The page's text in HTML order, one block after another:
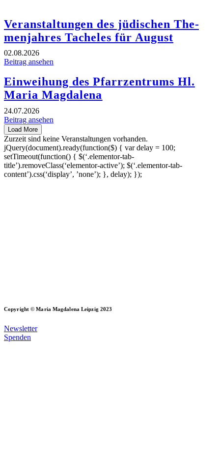
Ver­an­stal­tun­gen des jüdi­schen The­
men­jah­res Tache­les für August
02.08.2026
Bei­trag ansehen
Ein­wei­hung des Pfarr­zen­trums Hl.
Maria Magdalena
24.07.2026
Bei­trag ansehen
Load More
Zur­zeit sind kei­ne Ver­an­stal­tun­gen vorhanden.
jQuery(document).ready(function($) { var delay = 100;
setTimeout(function() { $(‘.elementor-tab-
title’).removeClass(‘elementor-active’); $(‘.elementor-tab-
content’).css(‘display’, ’none’); }, delay); });
Copyright © Maria Magdalena Leipzig 2023
Newsletter
Spenden